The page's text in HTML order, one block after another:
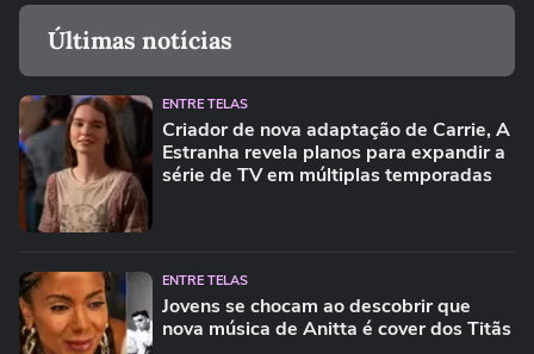
Últimas notícias
ENTRE TELAS
Criador de nova adaptação de Carrie, A
Estranha revela planos para expandir a
série de TV em múltiplas temporadas
ENTRE TELAS
Jovens se chocam ao descobrir que
nova música de Anitta é cover dos Titãs